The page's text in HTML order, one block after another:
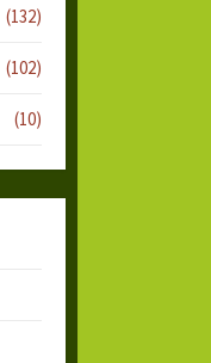
(132)
(102)
(10)